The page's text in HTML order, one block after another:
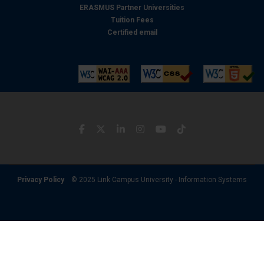
ERASMUS Partner Universities
Tuition Fees
Certified email
Privacy Policy © 2025 Link Campus University - Information Systems